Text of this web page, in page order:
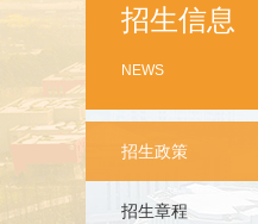
招生信息
NEWS
招生政策
招生章程